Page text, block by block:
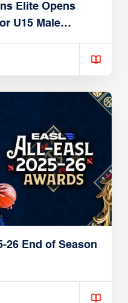
Elite Opens
U15 Male
26 End of Season